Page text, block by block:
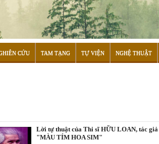
CỨU TAM TẠNG TỰ VIỆN NGHỆ THUẬT
Lời tự thuật của Thi sĩ HỮU LOAN, tác giả
"MÀU TÍM HOA SIM"